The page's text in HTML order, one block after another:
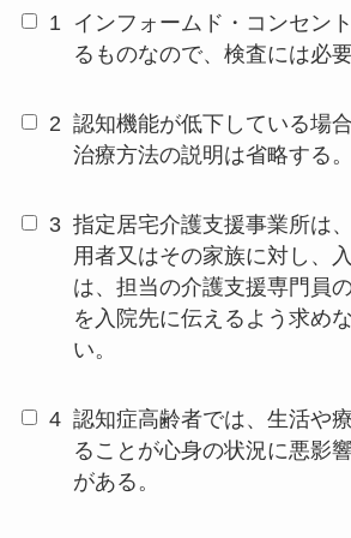
1
インフォームド・コンセン
るものなので、検査には必
2 認知機能が低下している場
治療方法の説明は省略する。
3 指定居宅介護支援事業所は
用者又はその家族に対し、
は、担当の介護支援専門員
を入院先に伝えるよう求め
い。
4 認知症高齢者では、生活や
ることが心身の状況に悪影
がある。